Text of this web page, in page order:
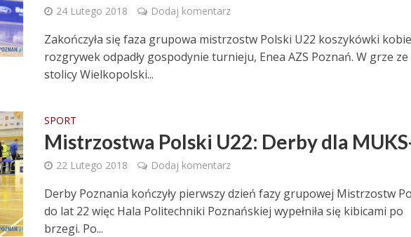
24 Lutego 2018 Dodaj komentarz
Zakończyła się faza grupowa mistrzostw Polski U22 koszykówki
rozgrywek odpadły gospodynie turnieju, Enea AZS Poznań. W grze ze
stolicy Wielkopolski...
SPORT
Mistrzostwa Polski U22: Derby dla
22 Lutego 2018 Dodaj komentarz
Derby Poznania kończyły pierwszy dzień fazy grupowej Mistrzostw
do lat 22 więc Hala Politechniki Poznańskiej wypełniła się kibicami po
brzegi. Po...